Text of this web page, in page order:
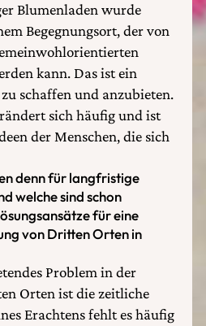
Blumenladen wurde
Begegnungsort, der von
kann. Das ist ein
schaffen und anzubieten.
sich häufig und ist
der Menschen, die sich
denn für langfristige
welche sind schon
für eine
von Dritten Orten in
Problem in der
Orten ist die zeitliche
Erachtens fehlt es häufig